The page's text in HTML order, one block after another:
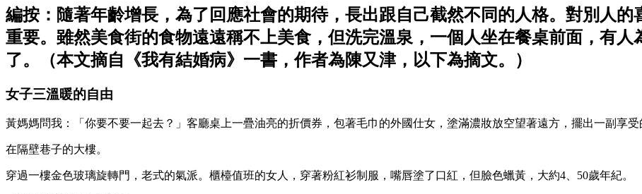
編按：隨著年齡增長，為了回應社會的期待，長出跟自己截然不同的人格。對別人
重要。雖然美食街的食物遠遠稱不上美食，但洗完溫泉，一個人坐在餐桌前面，有
了。（本文摘自《我有結婚病》一書，作者為陳又津，以下為摘文。）
女子三溫暖的自由
黃媽媽問我：「你要不要一起去？」客廳桌上一疊油亮的折價券，包著毛巾的外國仕女，塗滿濃妝放空望著遠方，擺出一副享
在隔壁巷子的大樓。
穿過一樓金色玻璃旋轉門，老式的氣派。櫃檯值班的女人，穿著粉紅衫制服，嘴唇塗了口紅，但臉色蠟黃，大約4、50歲年紀。